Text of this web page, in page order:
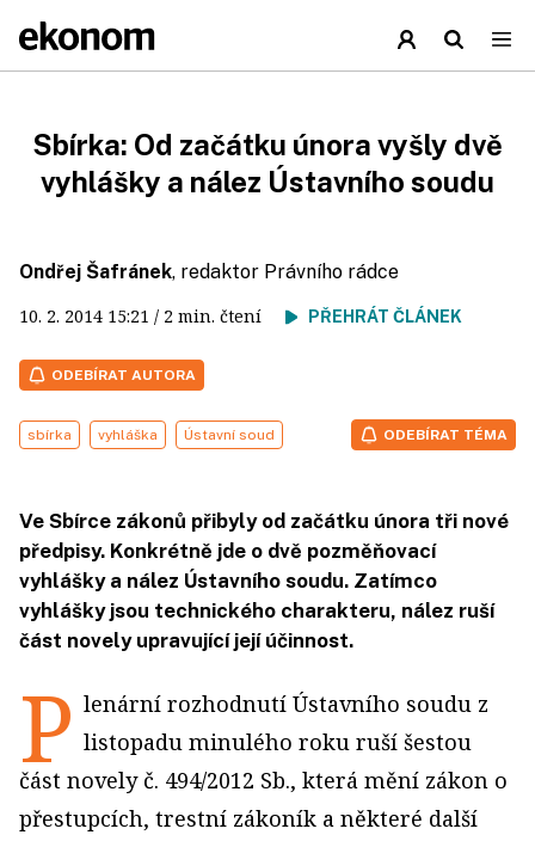
Sbírka: Od začátku února vyšly dvě
vyhlášky a nález Ústavního soudu
Ondřej Šafránek, redaktor Právního rádce
10. 2. 2014 15:21 / 2 min. čtení PŘEHRÁT ČLÁNEK
ODEBÍRAT AUTORA
sbírka vyhláška Ústavní soud ODEBÍRAT TÉMA
Ve Sbírce zákonů přibyly od začátku února tři nové
předpisy. Konkrétně jde o dvě pozměňovací
vyhlášky a nález Ústavního soudu. Zatímco
vyhlášky jsou technického charakteru, nález ruší
část novely upravující její účinnost.
P lenární rozhodnutí Ústavního soudu z
listopadu minulého roku ruší šestou
část novely č. 494/2012 Sb., která mění zákon o
přestupcích, trestní zákoník a některé další